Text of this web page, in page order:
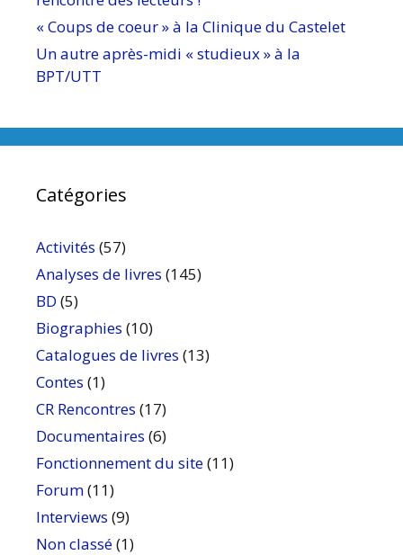
« Coups de coeur » à la Clinique du Castelet
Un autre après-midi « studieux » à la
BPT/UTT
Catégories
Activités (57)
Analyses de livres (145)
BD (5)
Biographies (10)
Catalogues de livres (13)
Contes (1)
CR Rencontres (17)
Documentaires (6)
Fonctionnement du site(11)
Forum(11)
Interviews (9)
Non classé(1)